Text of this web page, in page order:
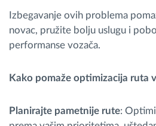
Izbegavanje ovih problema poma
novac, pružite bolju uslugu i
performanse vozača.
Kako pomaže optimizacija ruta
Planirajte pametnije rute: